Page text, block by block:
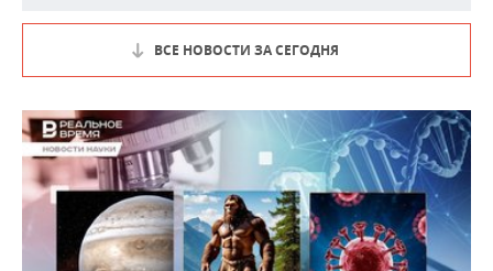
ВСЕ НОВОСТИ ЗА СЕГОДНЯ